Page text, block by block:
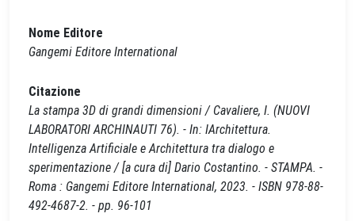
Nome Editore
Gangemi Editore International
Citazione
La stampa 3D di grandi dimensioni / Cavaliere, I. (NUOVI
LABORATORI ARCHINAUTI 76). - In: IArchitettura.
Intelligenza Artificiale e Architettura tra dialogo e
sperimentazione / [a cura di] Dario Costantino. - STAMPA. -
Roma : Gangemi Editore International, 2023. - ISBN 978-88-
492-4687-2. - pp. 96-101